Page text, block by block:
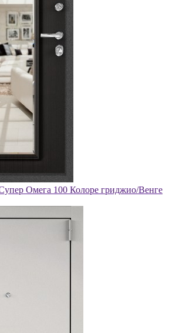
Омега 100 Колоре гриджио/Венге